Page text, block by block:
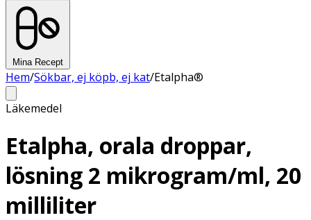
Mina Recept
Hem/Sökbar, ej köpb, ej kat/Etalpha®
Läkemedel
Etalpha, orala droppar,
lösning 2 mikrogram/ml, 20
milliliter